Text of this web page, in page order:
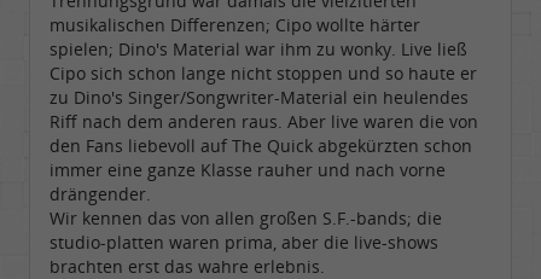
musikalischen Differenzen; Cipo wollte härter
spielen; Dino's Material war ihm zu wonky. Live ließ
Cipo sich schon lange nicht stoppen und so haute er
zu Dino's Singer/Songwriter-Material ein heulendes
Riff nach dem anderen raus. Aber live waren die von
den Fans liebevoll auf The Quick abgekürzten schon
immer eine ganze Klasse rauher und nach vorne
drängender.
Wir kennen das von allen großen S.F.-bands; die
studio-platten waren prima, aber die live-shows
brachten erst das wahre erlebnis.